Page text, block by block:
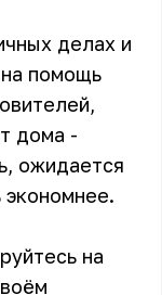
делах и
помощь
дома -
ожидается
на